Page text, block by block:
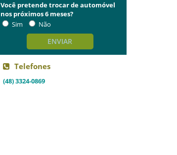
Você pretende trocar de automóvel
nos próximos 6 meses?
Sim
Não
ENVIAR
Telefones
(48) 3324-0869